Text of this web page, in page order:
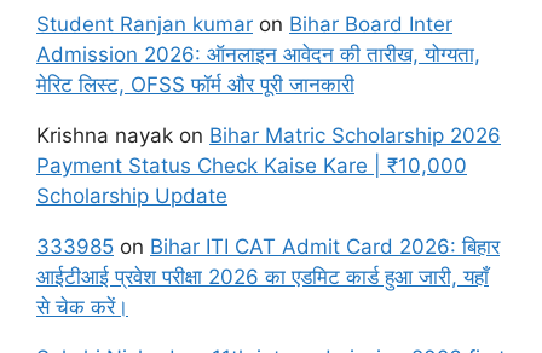
Student Ranjan kumar on Bihar Board Inter
Admission 2026: ऑनलाइन आवेदन की तारीख, योग्यता,
मेरिट लिस्ट, OFSS फॉर्म और पूरी जानकारी
Krishna nayak on Bihar Matric Scholarship 2026
Payment Status Check Kaise Kare | ₹10,000
Scholarship Update
333985 on Bihar ITI CAT Admit Card 2026: बिहार
आईटीआई प्रवेश परीक्षा 2026 का एडमिट कार्ड हुआ जारी, यहाँ
से चेक करें।